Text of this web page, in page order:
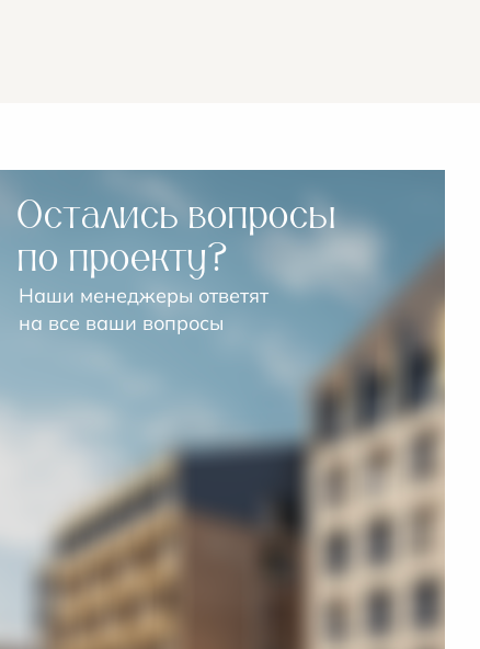
Остались вопросы
по проекту?
Наши менеджеры ответят
на все ваши вопросы